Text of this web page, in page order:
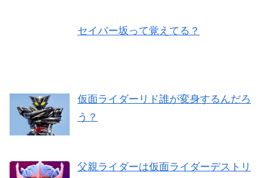
セイバー坂って覚えてる？
仮面ライダーリド誰が変身するんだろ
う？
父親ライダーは仮面ライダーデストリ